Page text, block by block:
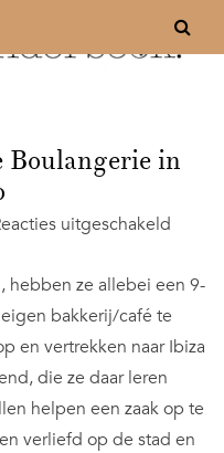
Boulangerie in
uitgeschakeld
Franse
in
hebben ze allebei een 9-
bakkerij/café te
en vertrekken naar Ibiza
die ze daar leren
helpen een zaak op te
verliefd op de stad en